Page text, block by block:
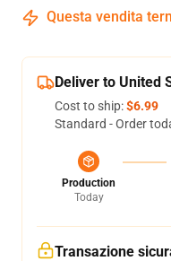
Questa vendita
Deliver to United
Cost to ship:$6.99
Standard - Order
Production
Today
Transazione